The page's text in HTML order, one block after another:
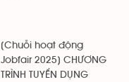
[Chuỗi hoạt động
Jobfair 2025] CHƯƠNG
TRÌNH TUYỂN DỤNG